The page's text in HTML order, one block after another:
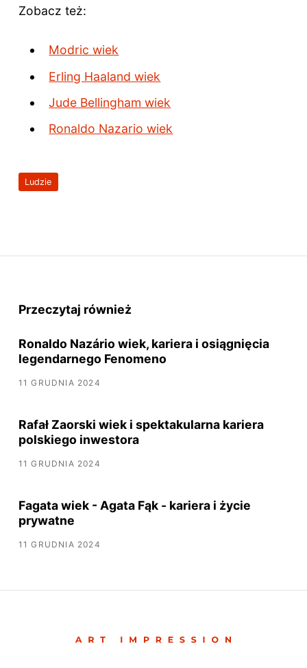
Zobacz też:
Modric wiek
Erling Haaland wiek
Jude Bellingham wiek
Ronaldo Nazario wiek
Ludzie
Przeczytaj również
Ronaldo Nazário wiek, kariera i osiągnięcia
legendarnego Fenomeno
11 GRUDNIA 2024
Rafał Zaorski wiek i spektakularna kariera
polskiego inwestora
11 GRUDNIA 2024
Fagata wiek - Agata Fąk - kariera i życie
prywatne
11 GRUDNIA 2024